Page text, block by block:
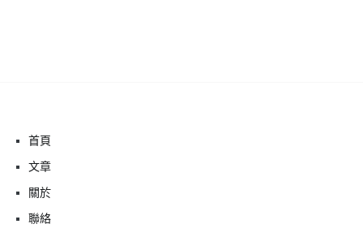
首頁
文章
關於
聯絡